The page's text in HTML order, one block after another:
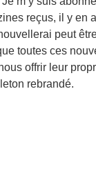
reçus, il y en
peut
toutes ces
offrir leur
rebrandé.